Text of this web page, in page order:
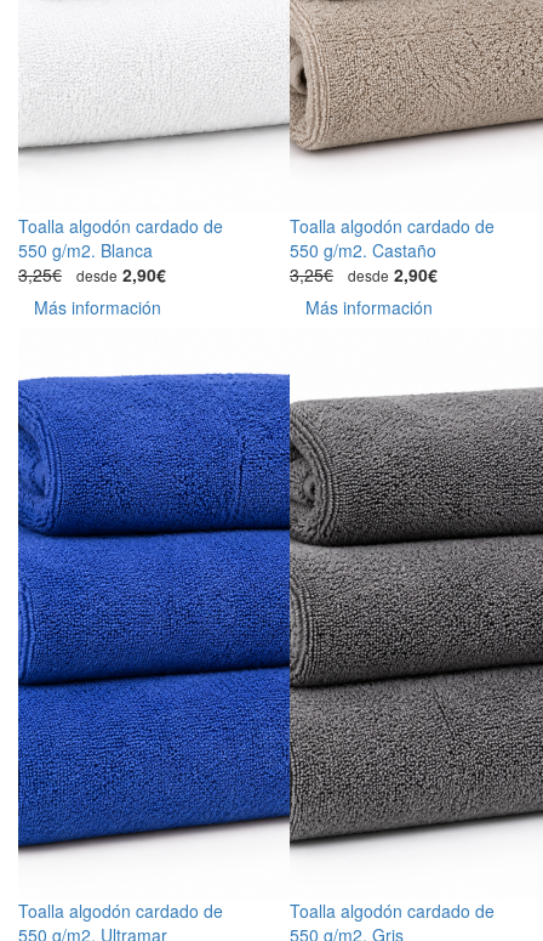
Toalla algodón cardado de
550 g/m2. Blanca
3,25€
desde 2,90€
Más información
Toalla algodón cardado de
550 g/m2. Castaño
3,25€
desde 2,90€
Más información
Toalla algodón cardado de
550 g/m2. Ultramar
Toalla algodón cardado de
550 g/m2. Gris